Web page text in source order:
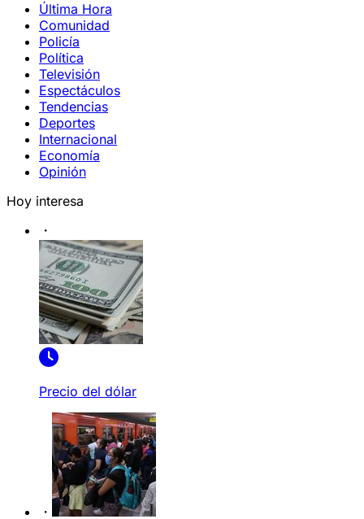
Última Hora
Comunidad
Policía
Política
Televisión
Espectáculos
Tendencias
Deportes
Internacional
Economía
Opinión
Hoy interesa
Precio del dólar